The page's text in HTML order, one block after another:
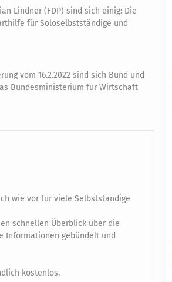
Lindner (FDP) sind sich einig: Die
für Soloselbstständige und
vom 16.2.2022 sind sich Bund und
Bundesministerium für Wirtschaft
wie vor für viele Selbstständige
schnellen Überblick über die
Informationen gebündelt und
kostenlos.